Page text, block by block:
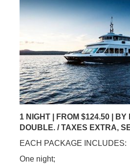
1 NIGHT | FROM $124.50 | BY
DOUBLE. / TAXES EXTRA,
EACH PACKAGE INCLUDES:
One night;